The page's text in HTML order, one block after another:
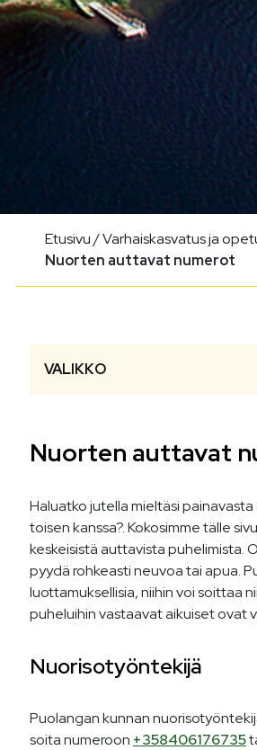
Etusivu/Varhaiskasvatus ja
Nuorten auttavat numerot
VALIKKO
Nuorten auttavat
Haluatko jutella mieltäsi painavasta
toisen kanssa?. Kokosimme tälle
keskeisistä auttavista puhelimista.
pyydä rohkeasti neuvoa tai apua.
luottamuksellisia, niihin voi soittaa
puheluihin vastaavat aikuiset ovat
Nuorisotyöntekijä
Puolangan kunnan
soita numeroon +358406176735